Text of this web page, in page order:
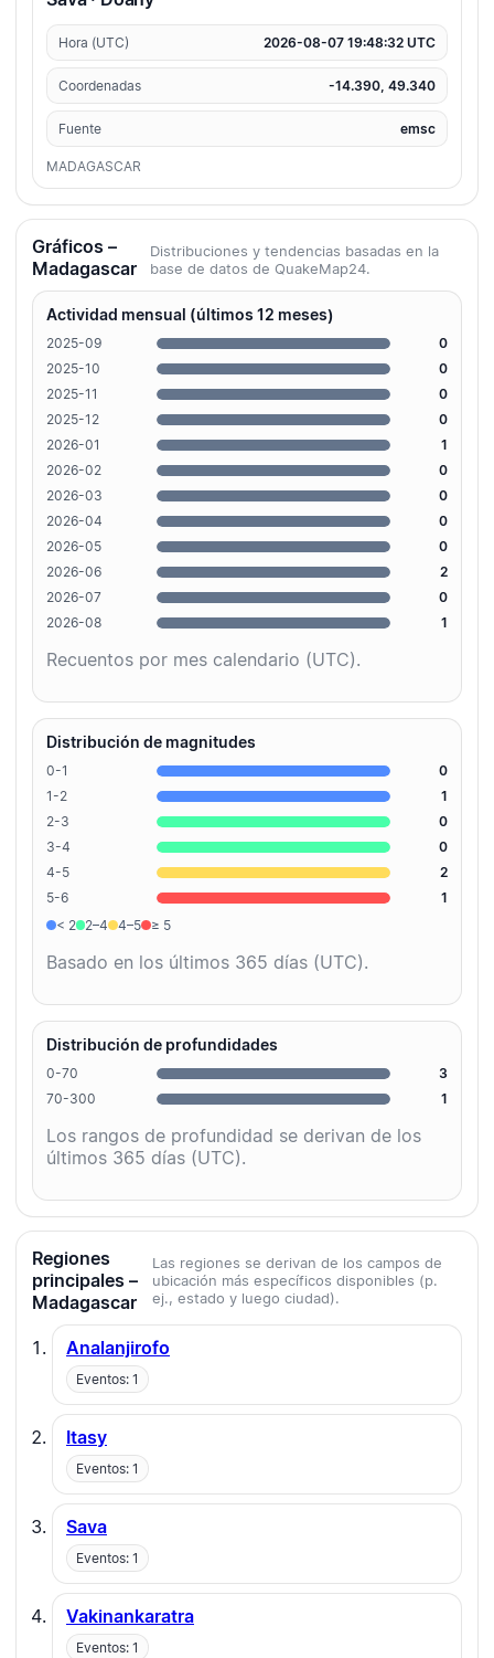
Hora (UTC) 2026-08-07 19:48:32 UTC
Coordenadas -14.390, 49.340
Fuente emsc
MADAGASCAR
Gráficos –
Madagascar
Distribuciones y tendencias basadas en la
base de datos de QuakeMap24.
Actividad mensual (últimos 12 meses)
2025-09
0
2025-10
0
2025-11
0
2025-12
0
2026-01
1
2026-02
0
2026-03
0
2026-04
0
2026-05
0
2026-06
2
2026-07
0
2026-08
1
Recuentos por mes calendario (UTC).
Distribución de magnitudes
0-1
0
1-2
1
2-3
0
3-4
0
4-5
2
5-6
1
< 2
2–4 4–5 ≥ 5
Basado en los últimos 365 días (UTC).
Distribución de profundidades
0-70
3
70-300
1
Los rangos de profundidad se derivan de los
últimos 365 días (UTC).
Regiones
principales –
Madagascar
Las regiones se derivan de los campos de
ubicación más específicos disponibles (p.
ej., estado y luego ciudad).
Analanjirofo
Eventos: 1
Itasy
Eventos: 1
Sava
Eventos: 1
Vakinankaratra
Eventos: 1